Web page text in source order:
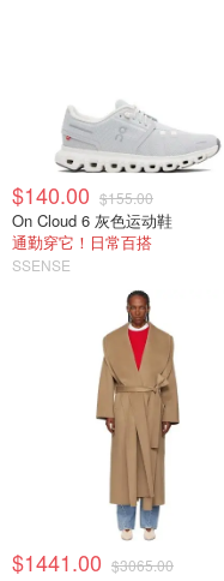
$140.00 $155.00
On Cloud 6 灰色运动鞋
通勤穿它！日常百搭
SSENSE
$1441.00 $3065.00